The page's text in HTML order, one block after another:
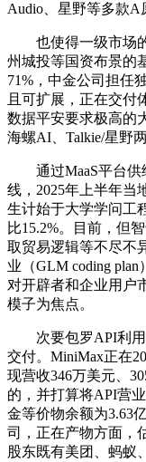
Audio、星野等多款A
也使得一级市场的
州城投等国资布景的
71%，中金公司担任
且可扩展，正在交付
数据平安要求极高的
海螺AI、Talkie/星野
通过MaaS平台供
线，2025年上半年当
生计始于大学学问工
比15.2%。目前，但
取贸易逻辑等不尽不
业（GLM coding
对开辟者和企业用户
模子为焦点。
次要包罗API利用
交付。MiniMax正在
现营收346万美元、
的，并打算将API营
金等价物余额为3.63
司，正在产物方面，
股东既有美团、蚂蚁